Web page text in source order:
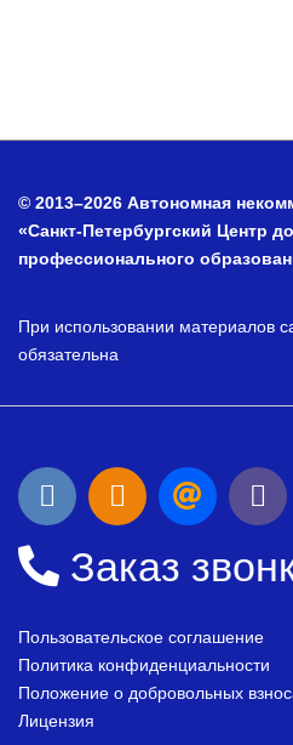
© 2013–2026 Автономная
«Санкт-Петербургский Центр
профессионального
При использовании материалов
обязательна
Заказ
Пользовательское соглашение
Политика конфиденциальности
Положение о добровольных
Лицензия